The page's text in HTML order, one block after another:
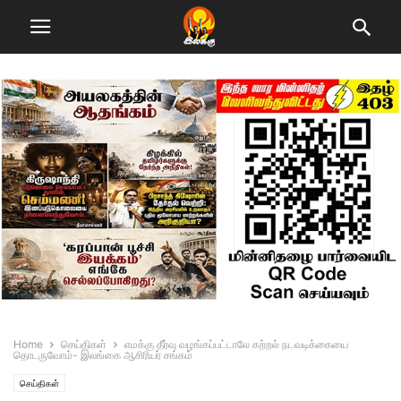
Home செய்திகள்
எமக்கு தீர்வு வழங்கப்பட்டாலே கற்றல் நடவடிக்கையை
தொடருவோம்- இலங்கை ஆசிரியர் சங்கம்
செய்திகள்